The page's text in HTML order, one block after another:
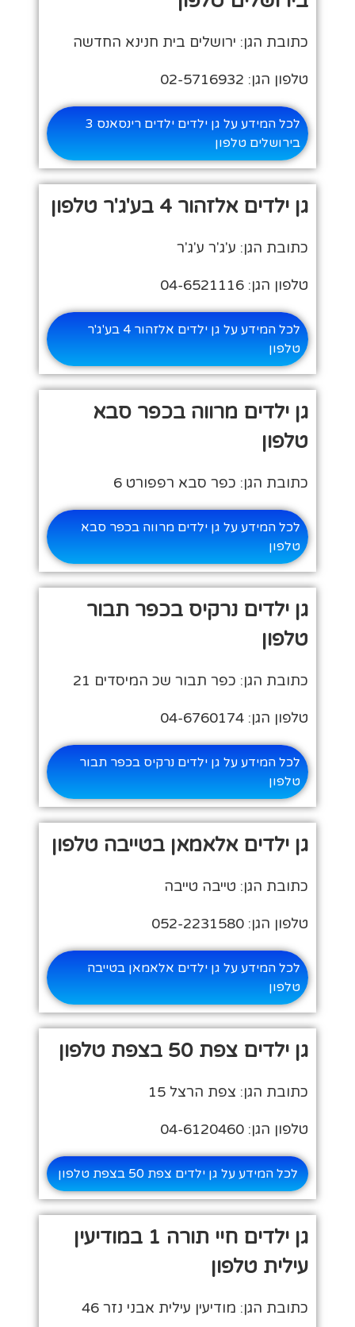
כתובת הגן: ירושלים בית חנינא החדשה
טלפון הגן: 02-5716932
לכל המידע על גן ילדים ילדים רינסאנס 3
בירושלים טלפון
גן ילדים אלזהור 4 בע'ג'ר טלפון
כתובת הגן: ע'ג'ר ע'ג'ר
טלפון הגן: 04-6521116
לכל המידע על גן ילדים אלזהור 4 בע'ג'ר
טלפון
גן ילדים מרווה בכפר סבא
טלפון
כתובת הגן: כפר סבא רפפורט 6
לכל המידע על גן ילדים מרווה בכפר סבא
טלפון
גן ילדים נרקיס בכפר תבור
טלפון
כתובת הגן: כפר תבור שכ המיסדים 21
טלפון הגן: 04-6760174
לכל המידע על גן ילדים נרקיס בכפר תבור
טלפון
גן ילדים אלאמאן בטייבה טלפון
כתובת הגן: טייבה טייבה
טלפון הגן: 052-2231580
לכל המידע על גן ילדים אלאמאן בטייבה
טלפון
גן ילדים צפת 50 בצפת טלפון
כתובת הגן: צפת הרצל 15
טלפון הגן: 04-6120460
לכל המידע על גן ילדים צפת 50 בצפת טלפון
גן ילדים חיי תורה 1 במודיעין
עילית טלפון
כתובת הגן: מודיעין עילית אבני נזר 46